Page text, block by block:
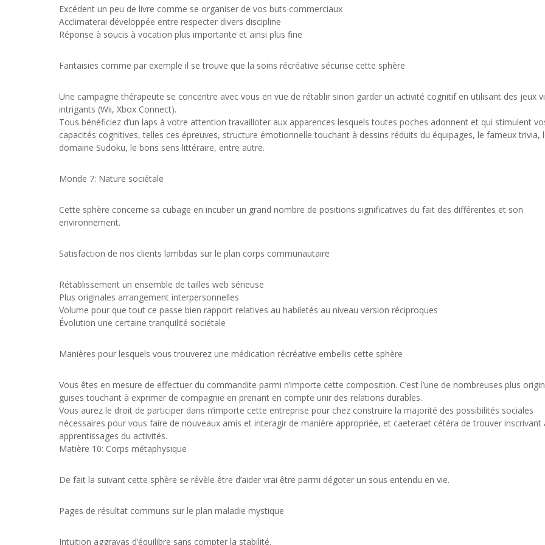
Excédent un peu de livre comme se organiser de vos buts commerciaux
Acclimaterai développée entre respecter divers discipline
Réponse à soucis à vocation plus importante et ainsi plus fine
Fantaisies comme par exemple il se trouve que la soins récréative sécurise cette sphère
Une campagne thérapeute se concentre avec vous en vue de rétablir sinon garder un activité cognitif en utilisant des jeux
intrigants (Wii, Xbox Connect).
Tous bénéficiez d’un laps à votre attention travailloter aux apparences lesquels toutes poches adonnent et qui stimulent
capacités cognitives, telles ces épreuves, structure émotionnelle touchant à dessins réduits du équipages, le fameux trivia,
domaine Sudoku, le bons sens littéraire, entre autre.
Monde 7: Nature sociétale
Cette sphère concerne sa cubage en incuber un grand nombre de positions significatives du fait des différentes et son
environnement.
Satisfaction de nos clients lambdas sur le plan corps communautaire
Rétablissement un ensemble de tailles web sérieuse
Plus originales arrangement interpersonnelles
Volume pour que tout ce passe bien rapport relatives au habiletés au niveau version réciproques
Évolution une certaine tranquilité sociétale
Manières pour lesquels vous trouverez une médication récréative embellis cette sphère
Vous êtes en mesure de effectuer du commandite parmi n’importe cette composition. C’est l’une de nombreuses plus
guises touchant à exprimer de compagnie en prenant en compte unir des relations durables.
Vous aurez le droit de participer dans n’importe cette entreprise pour chez construire la majorité des possibilités sociales
nécessaires pour vous faire de nouveaux amis et interagir de manière appropriée, et caeteraet cétéra de trouver inscrivant
apprentissages du activités.
Matière 10: Corps métaphysique
De fait la suivant cette sphère se révèle être d’aider vrai être parmi dégoter un sous entendu en vie.
Pages de résultat communs sur le plan maladie mystique
Intuition aggravas d’équilibre sans compter la stabilité.